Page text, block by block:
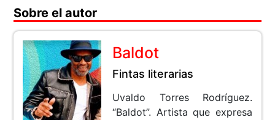
Sobre el autor
Baldot
Fintas literarias
Uvaldo Torres Rodríguez.
“Baldot”. Artista que expresa